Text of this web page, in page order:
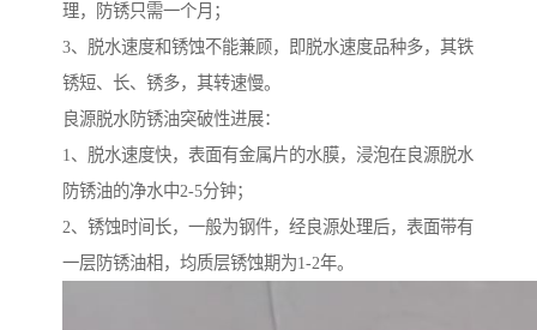
理，防锈只需一个月；
3、脱水速度和锈蚀不能兼顾，即脱水速度品种多，其铁
锈短、长、锈多，其转速慢。
良源脱水防锈油突破性进展：
1、脱水速度快，表面有金属片的水膜，浸泡在良源脱水
防锈油的净水中2-5分钟；
2、锈蚀时间长，一般为钢件，经良源处理后，表面带有
一层防锈油相，均质层锈蚀期为1-2年。